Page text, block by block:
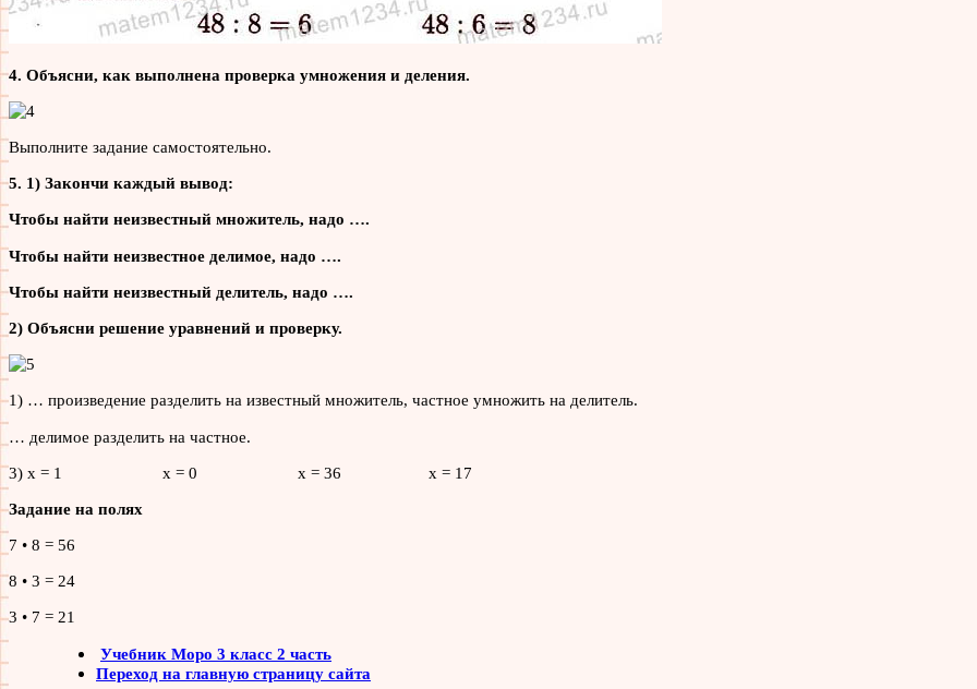
4. Объясни, как выполнена проверка умножения и деления.
Выполните задание самостоятельно.
5. 1) Закончи каждый вывод:
Чтобы найти неизвестный множитель, надо ….
Чтобы найти неизвестное делимое, надо ….
Чтобы найти неизвестный делитель, надо ….
2) Объясни решение уравнений и проверку.
1) … произведение разделить на известный множитель, частное умножить на делитель.
… делимое разделить на частное.
3) х = 1 х = 0 х = 36 х = 17
Задание на полях
7 • 8 = 56
8 • 3 = 24
3 • 7 = 21
Учебник Моро 3 класс 2 часть
Переход на главную страницу сайта